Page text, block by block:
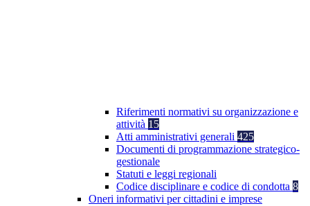
Riferimenti normativi su organizzazione e
attività 15
Atti amministrativi generali 425
Documenti di programmazione strategico-
gestionale
Statuti e leggi regionali
Codice disciplinare e codice di condotta 8
Oneri informativi per cittadini e imprese